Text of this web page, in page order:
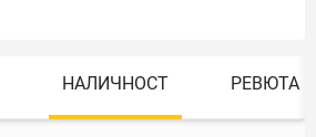
НАЛИЧНОСТ РЕВЮТА